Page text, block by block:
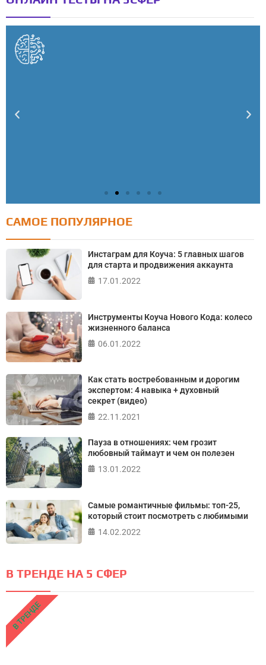
Тест: Как я контролирую свою жизнь?
Онлайн тест на основе шкалы локуса контроля
Джулиана Роттера
САМОЕ ПОПУЛЯРНОЕ
Инстаграм для Коуча: 5 главных шагов
для старта и продвижения аккаунта
17.01.2022
Инструменты Коуча Нового Кода: колесо
жизненного баланса
06.01.2022
Как стать востребованным и дорогим
экспертом: 4 навыка + духовный
секрет (видео)
22.11.2021
Пауза в отношениях: чем грозит
любовный таймаут и чем он полезен
13.01.2022
Самые романтичные фильмы: топ-25,
который стоит посмотреть с любимыми
14.02.2022
В ТРЕНДЕ НА 5 СФЕР
В ТРЕНДЕ